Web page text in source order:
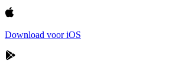
Download voor iOS